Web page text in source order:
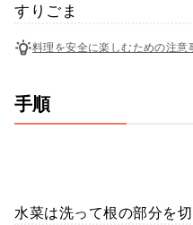
すりごま
料理を安全に楽しむための注意
手順
水菜は洗って根の部分を